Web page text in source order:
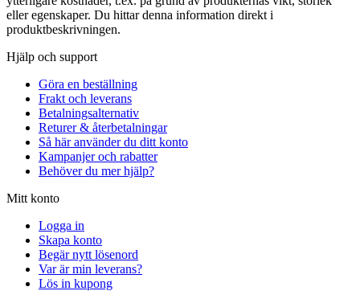
eller egenskaper. Du hittar denna information direkt i
produktbeskrivningen.
Hjälp och support
Göra en beställning
Frakt och leverans
Betalningsalternativ
Returer & återbetalningar
Så här använder du ditt konto
Kampanjer och rabatter
Behöver du mer hjälp?
Mitt konto
Logga in
Skapa konto
Begär nytt lösenord
Var är min leverans?
Lös in kupong